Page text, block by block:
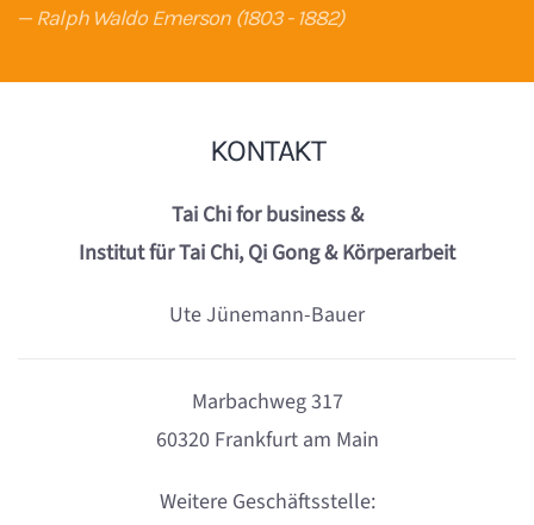
Ralph Waldo Emerson (1803 - 1882)
KONTAKT
Tai Chi for business &
Institut für Tai Chi, Qi Gong & Körperarbeit
Ute Jünemann-Bauer
Marbachweg 317
60320 Frankfurt am Main
Weitere Geschäftsstelle: